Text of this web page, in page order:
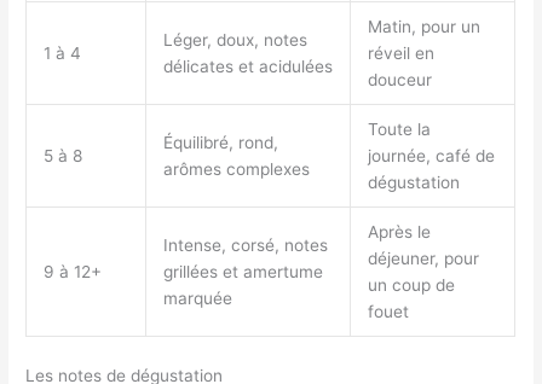
1 à 4
Léger, doux, notes
délicates et acidulées
Matin, pour un
réveil en
douceur
5 à 8
Équilibré, rond,
arômes complexes
Toute la
journée, café de
dégustation
9 à 12+
Intense, corsé, notes
grillées et amertume
marquée
Après le
déjeuner, pour
un coup de
fouet
Les notes de dégustation